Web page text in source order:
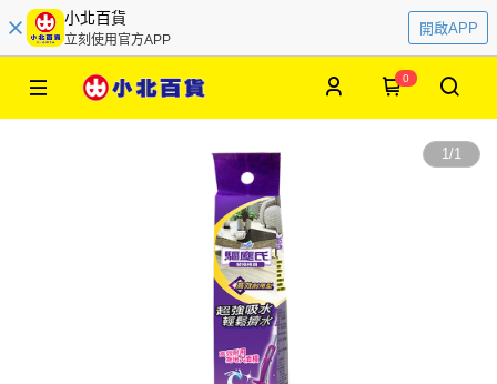
小北百貨
立刻使用官方APP
開啟APP
0
1/1